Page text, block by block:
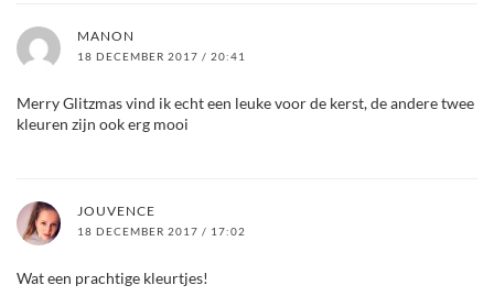
MANON
18 DECEMBER 2017 / 20:41
Merry Glitzmas vind ik echt een leuke voor de kerst, de andere twee
kleuren zijn ook erg mooi
JOUVENCE
18 DECEMBER 2017 / 17:02
Wat een prachtige kleurtjes!